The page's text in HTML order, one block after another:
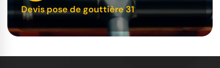
Devis pose de gouttière 31